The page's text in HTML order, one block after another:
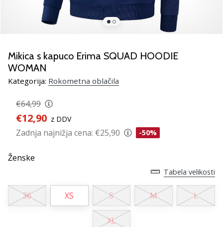
rokomentske
NITRO
SQD
5!
Odkrivaj
novosti
in
ugotovi,
splača…
25. 11. 2024
•
Mikica s kapuco Erima SQUAD HOODIE
WOMAN
Kategorija: Rokometna oblačila
€64,99
€12,90 z DDV
Zadnja najnižja cena: €25,90 -50%
Ženske
Tabela velikosti
36 XS S M L
XL